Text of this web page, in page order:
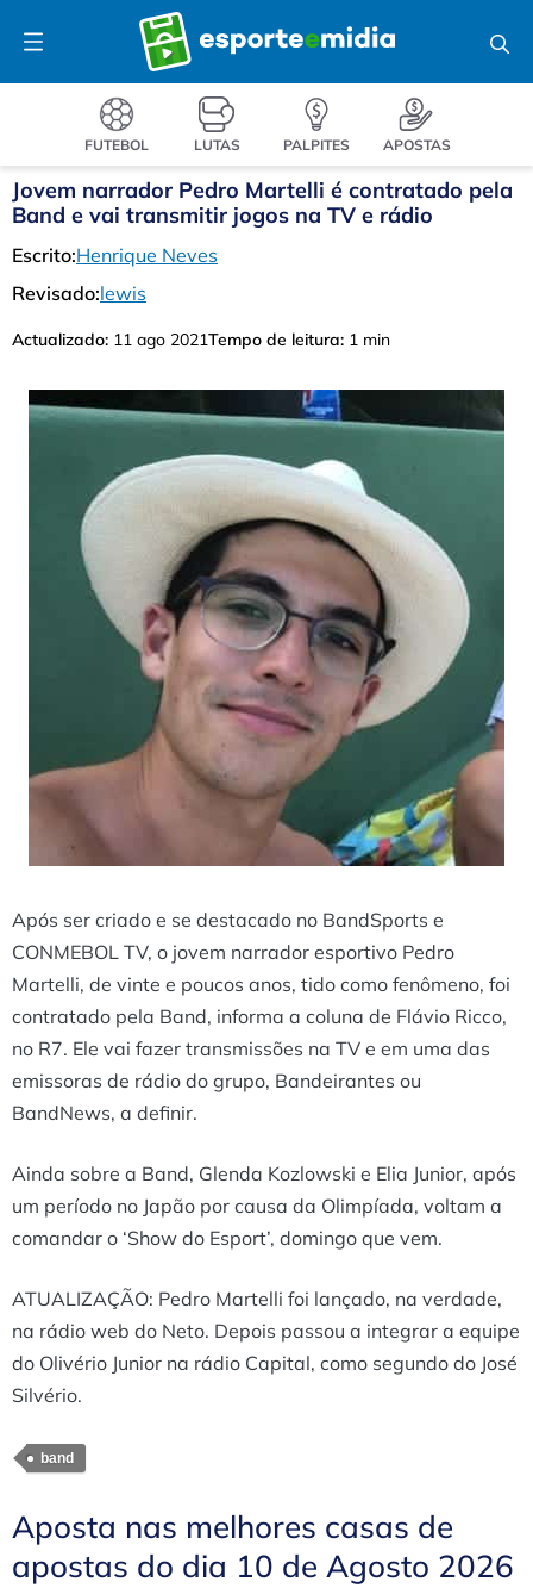
para
o
Menu
FUTEBOL LUTAS PALPITES APOSTAS
Jovem narrador Pedro Martelli é contratado pela
Band e vai transmitir jogos na TV e rádio
Escrito:Henrique Neves
Revisado:lewis
Actualizado: 11 ago 2021Tempo de leitura: 1 min
Após ser criado e se destacado no BandSports e
CONMEBOL TV, o jovem narrador esportivo Pedro
Martelli, de vinte e poucos anos, tido como fenômeno, foi
contratado pela Band, informa a coluna de Flávio Ricco,
no R7. Ele vai fazer transmissões na TV e em uma das
emissoras de rádio do grupo, Bandeirantes ou
BandNews, a definir.
Ainda sobre a Band, Glenda Kozlowski e Elia Junior, após
um período no Japão por causa da Olimpíada, voltam a
comandar o ‘Show do Esport’, domingo que vem.
ATUALIZAÇÃO: Pedro Martelli foi lançado, na verdade,
na rádio web do Neto. Depois passou a integrar a equipe
do Olivério Junior na rádio Capital, como segundo do José
Silvério.
band
Aposta nas melhores casas de
apostas do dia 10 de Agosto 2026